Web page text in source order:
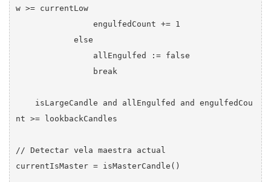
w >= currentLow
nt >= lookbackCandles
// Detectar vela maestra actual
currentIsMaster = isMasterCandle()